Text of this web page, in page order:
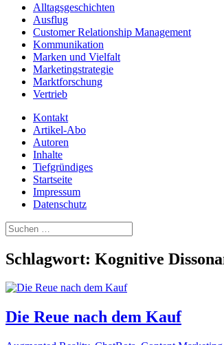
Alltagsgeschichten
Ausflug
Customer Relationship Management
Kommunikation
Marken und Vielfalt
Marketingstrategie
Marktforschung
Vertrieb
Kontakt
Artikel-Abo
Autoren
Inhalte
Tiefgründiges
Startseite
Impressum
Datenschutz
Suchen
nach:
Schlagwort: Kognitive
Die Reue nach dem Kauf